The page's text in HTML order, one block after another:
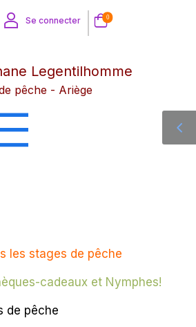
Se connecter 0
Legentilhomme
pêche - Ariège
les stages de pêche
cadeaux et Nymphes!
de pêche